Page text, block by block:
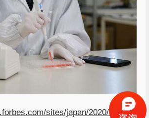
sites/japan/2020/07/27/j